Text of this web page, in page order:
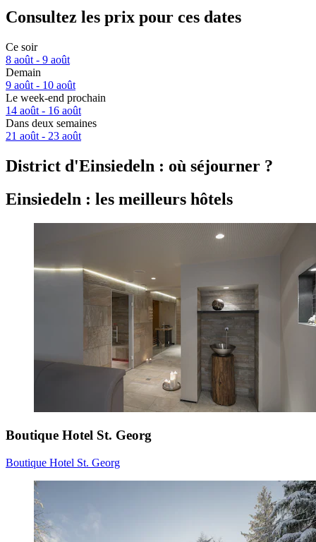
Consultez les prix pour ces dates
Ce soir
8 août - 9 août
Demain
9 août - 10 août
Le week-end prochain
14 août - 16 août
Dans deux semaines
21 août - 23 août
District d'Einsiedeln : où séjourner ?
Einsiedeln : les meilleurs hôtels
Boutique Hotel St. Georg
Boutique Hotel St. Georg